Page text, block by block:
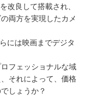
改良して搭載され、
両方を実現したカメ
には映画までデジタ
フェッショナルな域
それによって、価格
しょうか？